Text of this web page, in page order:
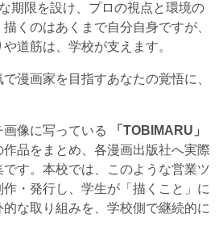
期限を設け、プロの視点と環境の
くのはあくまで自分自身ですが、
道筋は、学校が支えます。
漫画家を目指すあなたの覚悟に、
像に写っている
「TOBIMARU」
品をまとめ、各漫画出版社へ実際
す。本校では、このような営業ツ
・発行し、学生が「描くこと」に
な取り組みを、学校側で継続的に